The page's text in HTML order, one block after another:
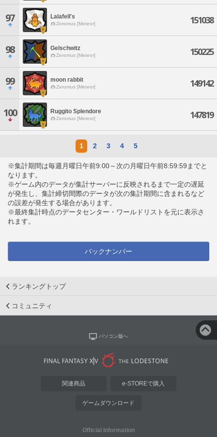
97 Lalafell's
Zeromus [Meteor] 151038
98 Gelschwitz
Zeromus [Meteor] 150225
99 moon rabbit
Zeromus [Meteor] 149142
100 Ruggito Splendore
Zeromus [Meteor] 147819
1 2 3 4 5
※集計期間は毎週月曜日午前9:00～次の月曜日午前8:59:59までと
なります。
※ゲーム内のデータが集計サーバーに反映されるまで一定の遅延
が発生し、集計締切間際のデータが次の集計期間に含まれるなど
の誤差が発生する場合があります。
※最終集計時点のデータセンター・ワールドリストを元に表示さ
れます。
バックナンバー
ランキングトップ
コミュニティ
パソコン版へ
関連商品 e-STOREで購入
ゲームダウンロード
Official Information